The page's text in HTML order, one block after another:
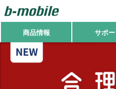
商品情報 サポー